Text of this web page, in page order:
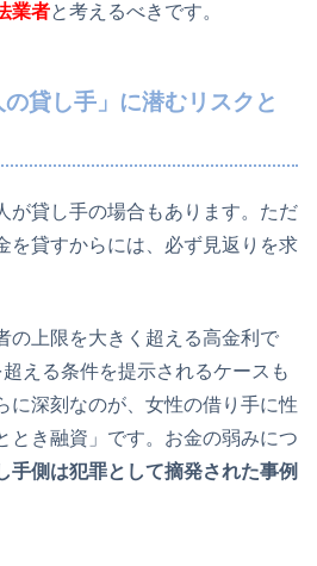
業者と考えるべきです。
貸し手」に潜むリスクと
が貸し手の場合もあります。ただ
を貸すからには、必ず見返りを求
の上限を大きく超える高金利で
える条件を提示されるケースも
に深刻なのが、女性の借り手に性
とき融資」です。お金の弱みにつ
手側は犯罪として摘発された事例